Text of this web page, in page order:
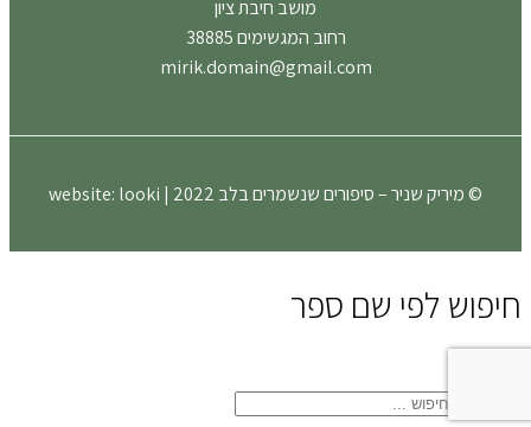
מושב חיבת ציון
רחוב המגשימים 38885
mirik.domain@gmail.com
© מיריק שניר – סיפורים שנשמרים בלב 2022 | website: looki
חיפוש לפי שם ספר